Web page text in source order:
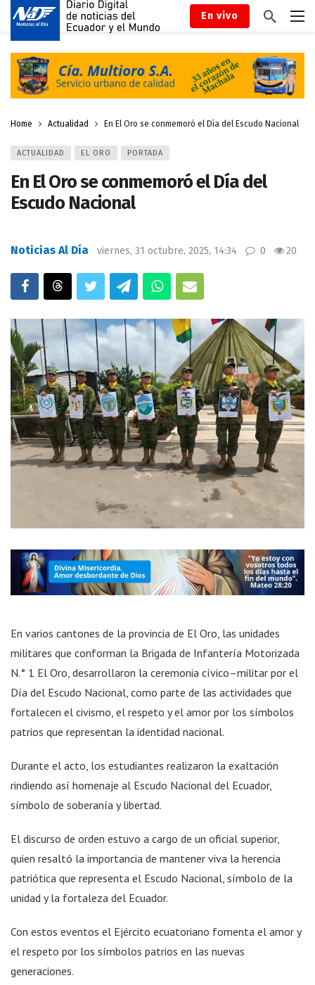
En vivo
Home Actualidad En El Oro se conmemoró el Día del Escudo Nacional
ACTUALIDAD EL ORO PORTADA
En El Oro se conmemoró el Día del
Escudo Nacional
Noticias Al Día viernes, 31 octubre, 2025, 14:34 0 20
En varios cantones de la provincia de El Oro, las unidades
militares que conforman la Brigada de Infantería Motorizada
N.° 1 El Oro, desarrollaron la ceremonia cívico–militar por el
Día del Escudo Nacional, como parte de las actividades que
fortalecen el civismo, el respeto y el amor por los símbolos
patrios que representan la identidad nacional.
Durante el acto, los estudiantes realizaron la exaltación
rindiendo así homenaje al Escudo Nacional del Ecuador,
símbolo de soberanía y libertad.
El discurso de orden estuvo a cargo de un oficial superior,
quien resaltó la importancia de mantener viva la herencia
patriótica que representa el Escudo Nacional, símbolo de la
unidad y la fortaleza del Ecuador.
Con estos eventos el Ejército ecuatoriano fomenta el amor y
el respeto por los símbolos patrios en las nuevas
generaciones.